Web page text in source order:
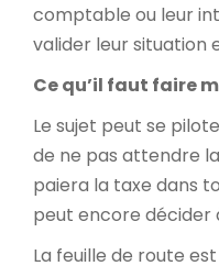
comptable ou leur
valider leur situation
Ce qu’il faut faire
Le sujet peut se
de ne pas attendre
paiera la taxe dans
peut encore décider
La feuille de route